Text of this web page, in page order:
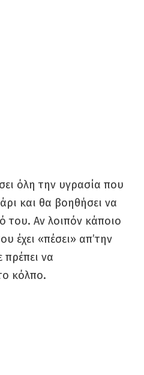
όλη την υγρασία που
και θα βοηθήσει να
του. Αν λοιπόν κάποιο
έχει «πέσει» απ’την
πρέπει να
κόλπο.